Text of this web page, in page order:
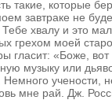
такие, которые
завтраке не
хвалу и это
грехом моей
гласит: «Боже,
музыку или
учености,
мне рай. Дж.